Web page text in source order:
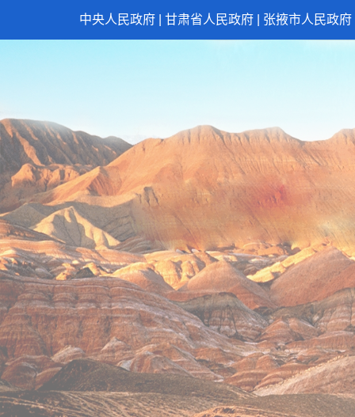
中央人民政府 甘肃省人民政府 张掖市人民政府